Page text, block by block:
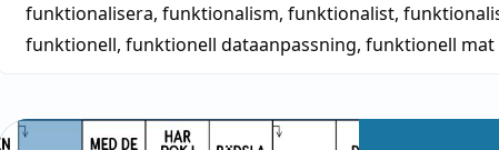
funktionalisera, funktionalism, funktionalist,
funktionell, funktionell dataanpassning, funktionell mat